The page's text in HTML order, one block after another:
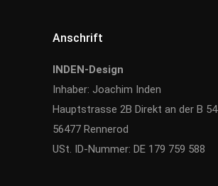
Anschrift
INDEN-Design
Inhaber: Joachim Inden
Hauptstrasse 2B Direkt an der B 54
56477 Rennerod
USt. ID-Nummer: DE 179 759 588